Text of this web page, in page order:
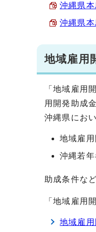
沖縄県
沖縄県
地域雇用
「地域雇用
用開発助成
沖縄県にお
地域雇
沖縄若
助成条件な
「地域雇用
地域雇